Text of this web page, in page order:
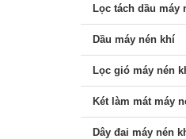
Lọc tách dầu máy
Dầu máy nén khí
Lọc gió máy nén
Két làm mát máy
Dây đai máy nén